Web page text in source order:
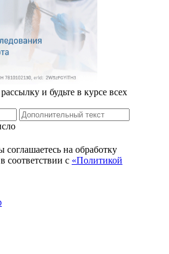
и будьте в курсе всех
на обработку
соответствии с «Политикой